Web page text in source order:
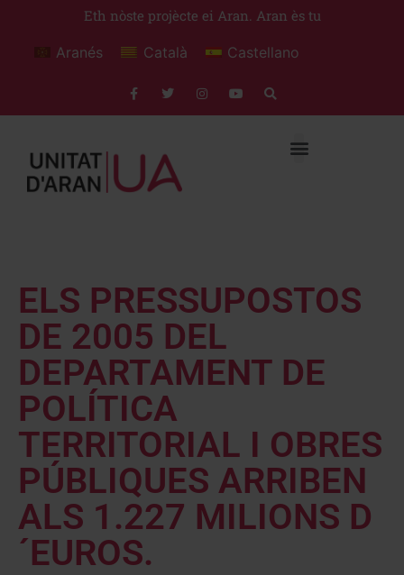
Eth nòste projècte ei Aran. Aran ès tu
Aranés Català Castellano
ELS PRESSUPOSTOS
DE 2005 DEL
DEPARTAMENT DE
POLÍTICA
TERRITORIAL I OBRES
PÚBLIQUES ARRIBEN
ALS 1.227 MILIONS D
´EUROS.